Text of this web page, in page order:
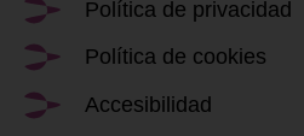
Política de privacidad
Política de cookies
Accesibilidad